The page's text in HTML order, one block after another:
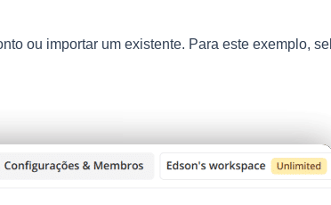
ou importar um existente. Para este exemplo,